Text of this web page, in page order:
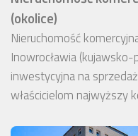
(okolice)
Nieruchomość
Inowrocławia
inwestycyjna na
właścicielom najwyższy